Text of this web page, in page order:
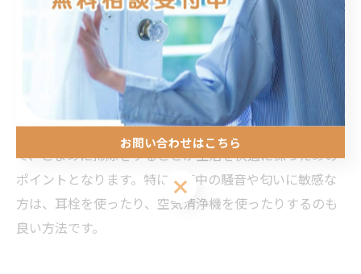
多いです。このような状況で快適に過ごすためには、事
前に家具や日用品を整理し、使わない物を一時的に移動
させることが重要です。リフォームエリアを工事専用に
区切り、残された部分で快適に過ごせるように工夫しま
また、家の中がほこりや汚れでいっぱいになりやすいの
で、こまめに掃除をすることが生活を快適に保つための
ポイントとなります。特に工事中の騒音や匂いに敏感な
方は、耳栓を使ったり、空気清浄機を使ったりするのも
良い方法です。
お問い合わせはこちら